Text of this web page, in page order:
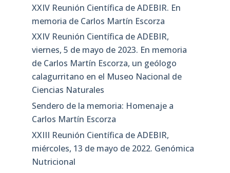
XXIV Reunión Científica de ADEBIR. En
memoria de Carlos Martín Escorza
XXIV Reunión Científica de ADEBIR,
viernes, 5 de mayo de 2023. En memoria
de Carlos Martín Escorza, un geólogo
calagurritano en el Museo Nacional de
Ciencias Naturales
Sendero de la memoria: Homenaje a
Carlos Martín Escorza
XXIII Reunión Científica de ADEBIR,
miércoles, 13 de mayo de 2022. Genómica
Nutricional